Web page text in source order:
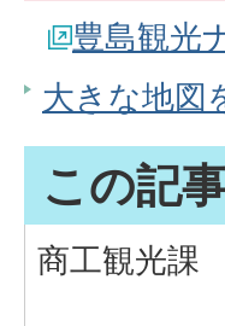
豊島観光
大きな地図
この記
商工観光課